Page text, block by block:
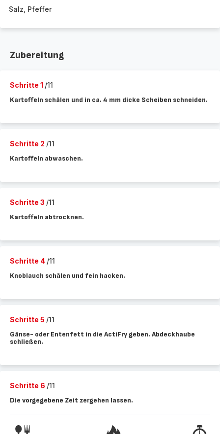
Salz, Pfeffer
Zubereitung
Schritte 1 /11
Kartoffeln schälen und in ca. 4 mm dicke Scheiben schneiden.
Schritte 2 /11
Kartoffeln abwaschen.
Schritte 3 /11
Kartoffeln abtrocknen.
Schritte 4 /11
Knoblauch schälen und fein hacken.
Schritte 5 /11
Gänse- oder Entenfett in die ActiFry geben. Abdeckhaube
schließen.
Schritte 6 /11
Die vorgegebene Zeit zergehen lassen.